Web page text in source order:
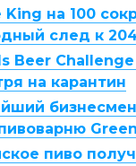
King на 100
след к
Beer
на карантин
пиво